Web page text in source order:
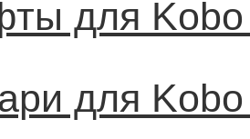
для
для